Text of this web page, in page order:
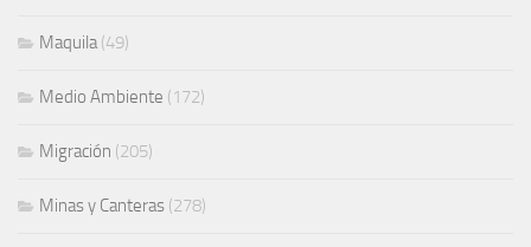
Maquila (49)
Medio Ambiente (172)
Migración (205)
Minas y Canteras (278)